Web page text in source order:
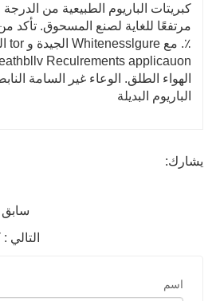
كبريتات الباريوم الطبيعية من الدرجة
الهواء الطلق. الوعاء غير السامة
الباريوم البديلة
يشارك:
سابق
التالي
اسم